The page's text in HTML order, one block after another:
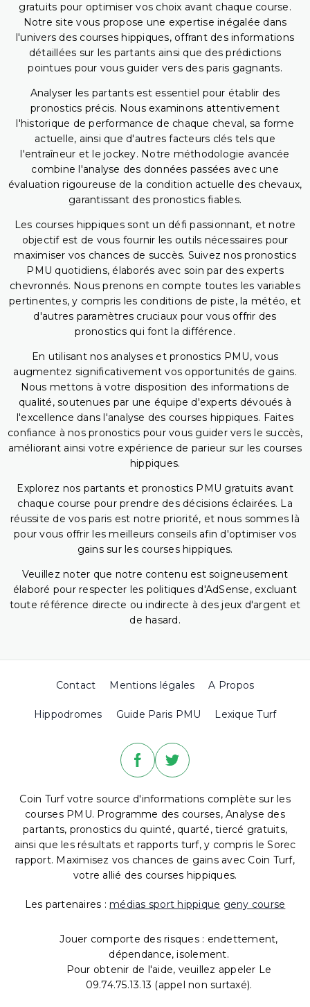
gratuits pour optimiser vos choix avant chaque course.
Notre site vous propose une expertise inégalée dans
l'univers des courses hippiques, offrant des informations
détaillées sur les partants ainsi que des prédictions
pointues pour vous guider vers des paris gagnants.
Analyser les partants est essentiel pour établir des
pronostics précis. Nous examinons attentivement
l'historique de performance de chaque cheval, sa forme
actuelle, ainsi que d'autres facteurs clés tels que
l'entraîneur et le jockey. Notre méthodologie avancée
combine l'analyse des données passées avec une
évaluation rigoureuse de la condition actuelle des chevaux,
garantissant des pronostics fiables.
Les courses hippiques sont un défi passionnant, et notre
objectif est de vous fournir les outils nécessaires pour
maximiser vos chances de succès. Suivez nos pronostics
PMU quotidiens, élaborés avec soin par des experts
chevronnés. Nous prenons en compte toutes les variables
pertinentes, y compris les conditions de piste, la météo, et
d'autres paramètres cruciaux pour vous offrir des
pronostics qui font la différence.
En utilisant nos analyses et pronostics PMU, vous
augmentez significativement vos opportunités de gains.
Nous mettons à votre disposition des informations de
qualité, soutenues par une équipe d'experts dévoués à
l'excellence dans l'analyse des courses hippiques. Faites
confiance à nos pronostics pour vous guider vers le succès,
améliorant ainsi votre expérience de parieur sur les courses
hippiques.
Explorez nos partants et pronostics PMU gratuits avant
chaque course pour prendre des décisions éclairées. La
réussite de vos paris est notre priorité, et nous sommes là
pour vous offrir les meilleurs conseils afin d'optimiser vos
gains sur les courses hippiques.
Veuillez noter que notre contenu est soigneusement
élaboré pour respecter les politiques d'AdSense, excluant
toute référence directe ou indirecte à des jeux d'argent et
de hasard.
Contact Mentions légales A Propos
Hippodromes Guide Paris PMU Lexique Turf
Coin Turf votre source d'informations complète sur les
courses PMU. Programme des courses, Analyse des
partants, pronostics du quinté, quarté, tiercé gratuits,
ainsi que les résultats et rapports turf, y compris le Sorec
rapport. Maximisez vos chances de gains avec Coin Turf,
votre allié des courses hippiques.
Les partenaires : médias sport hippique geny course
Jouer comporte des risques : endettement,
dépendance, isolement.
Pour obtenir de l'aide, veuillez appeler Le
09.74.75.13.13 (appel non surtaxé).